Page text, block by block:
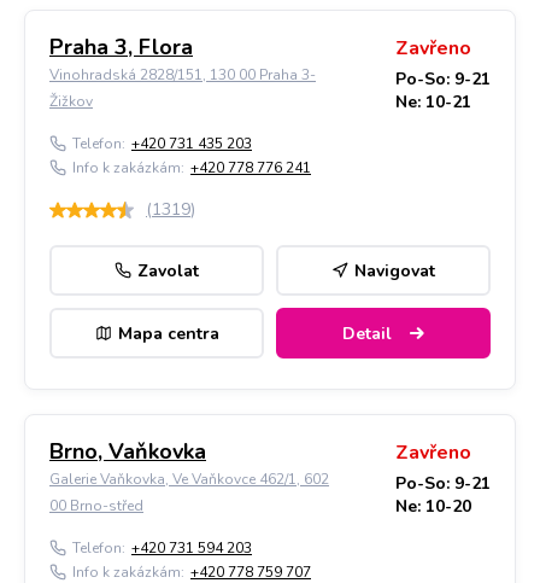
Praha 3, Flora
Vinohradská 2828/151, 130 00 Praha 3-
Žižkov
Zavřeno
Po-So: 9-21
Ne: 10-21
Telefon: +420 731 435 203
Info k zakázkám: +420 778 776 241
(1319)
Zavolat Navigovat
Mapa centra Detail
Brno, Vaňkovka
Galerie Vaňkovka, Ve Vaňkovce 462/1, 602
00 Brno-střed
Zavřeno
Po-So: 9-21
Ne: 10-20
Telefon: +420 731 594 203
Info k zakázkám: +420 778 759 707